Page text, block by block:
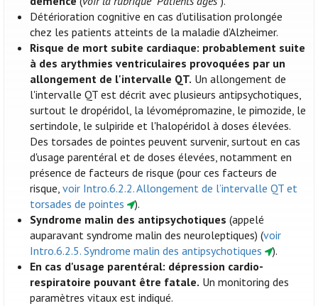
Détérioration cognitive en cas d’utilisation prolongée
chez les patients atteints de la maladie d’Alzheimer.
Risque de mort subite cardiaque: probablement suite
à des arythmies ventriculaires provoquées par un
allongement de l'intervalle QT. Un allongement de
l'intervalle QT est décrit avec plusieurs antipsychotiques,
surtout le dropéridol, la lévomépromazine, le pimozide, le
sertindole, le sulpiride et l'halopéridol à doses élevées.
Des torsades de pointes peuvent survenir, surtout en cas
d'usage parentéral et de doses élevées, notamment en
présence de facteurs de risque (pour ces facteurs de
risque,voir Intro.6.2.2. Allongement de l’intervalle QT et
torsades de pointes
).
Syndrome malin des antipsychotiques (appelé
auparavant syndrome malin des neuroleptiques) (voir
Intro.6.2.5. Syndrome malin des antipsychotiques
).
En cas d'usage parentéral: dépression cardio-
respiratoire pouvant être fatale. Un monitoring des
paramètres vitaux est indiqué.